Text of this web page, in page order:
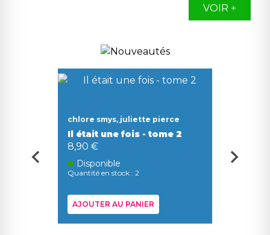
VOIR +
chlore smys, juliette pierce
Il était une fois - tome 2
8,90 €
Disponible
Quantité en stock : 2
AJOUTER AU PANIER